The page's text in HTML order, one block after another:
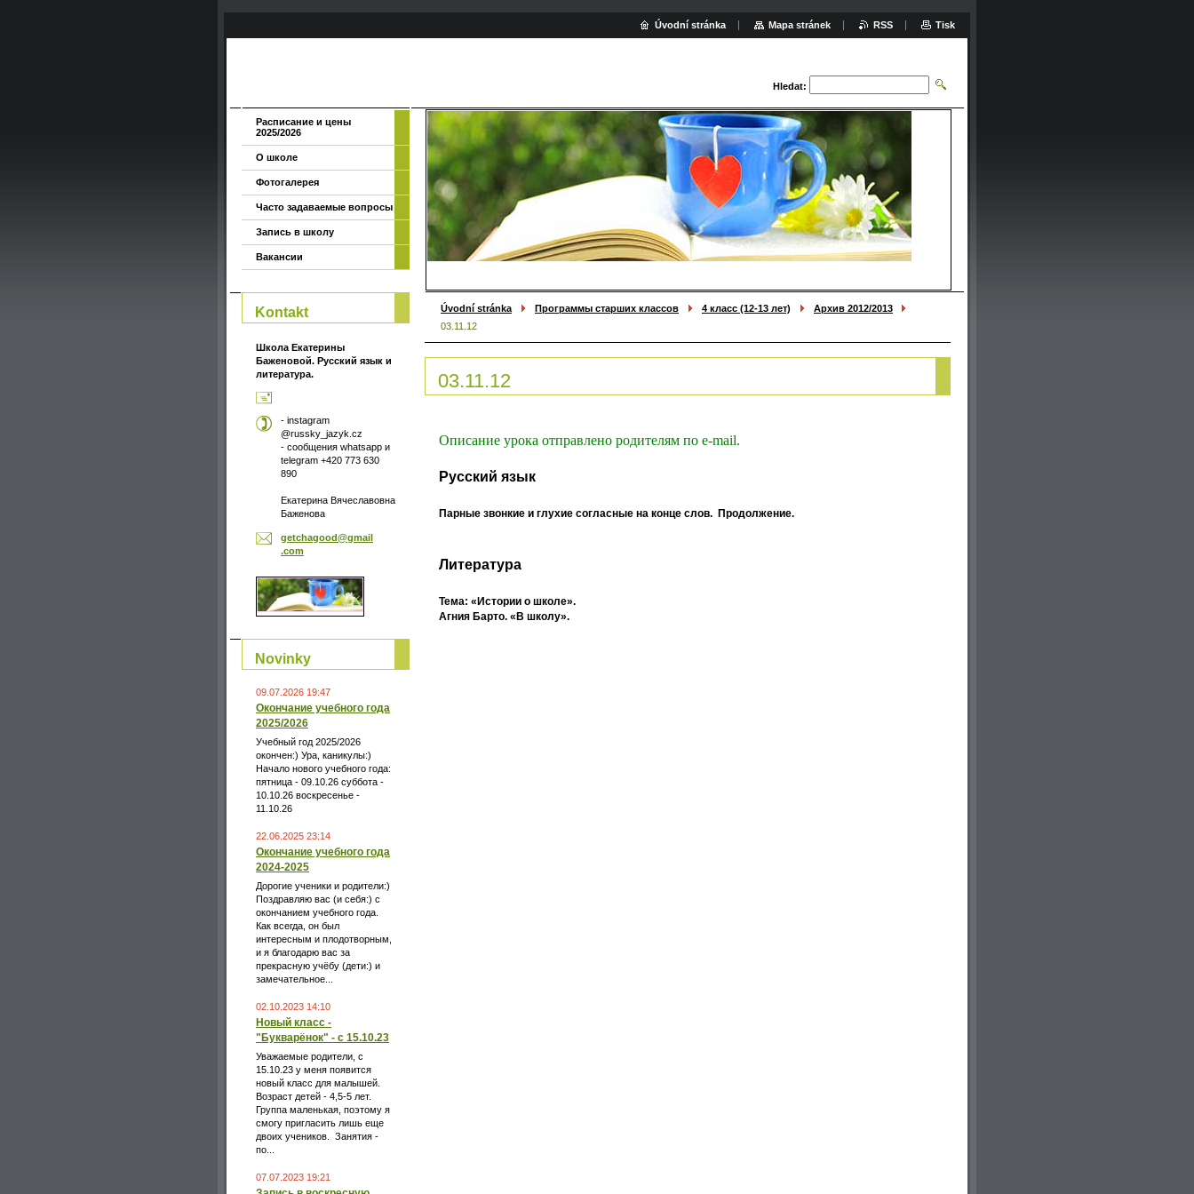
Hledat:
Úvodní stránka Программы старших классов 4 класс (12-13 лет)
Архив 2012/2013
03.11.12
03.11.12
Описание урока отправлено родителям по e-mail.
Русский язык
Парные звонкие и глухие согласные на конце слов. Продолжение.
Литература
Тема: «Истории о школе».
Агния Барто. «В школу».
Расписание и цены
2025/2026
О школе
Фотогалерея
Часто задаваемые вопросы
Запись в школу
Вакансии
Kontakt
Школа Екатерины
Баженовой. Русский язык и
литература.
- instagram
@russky_jazyk.cz
- сообщения whatsapp и
telegram +420 773 630
890
Екатерина Вячеславовна
Баженова
getchagood@gmail
.com
Novinky
09.07.2026 19:47
Окончание учебного года
2025/2026
Учебный год 2025/2026
окончен:) Ура, каникулы:)
Начало нового учебного года:
пятница - 09.10.26 суббота -
10.10.26 воскресенье -
11.10.26
22.06.2025 23:14
Окончание учебного года
2024-2025
Дорогие ученики и родители:)
Поздравляю вас (и себя:) с
окончанием учебного года.
Как всегда, он был
интересным и плодотворным,
и я благодарю вас за
прекрасную учёбу (дети:) и
замечательное...
02.10.2023 14:10
Новый класс -
"Букварёнок" - с 15.10.23
Уважаемые родители, с
15.10.23 у меня появится
новый класс для малышей.
Возраст детей - 4,5-5 лет.
Группа маленькая, поэтому я
смогу пригласить лишь еще
двоих учеников. Занятия -
по...
07.07.2023 19:21
Úvodní stránka Mapa stránek RSS Tisk